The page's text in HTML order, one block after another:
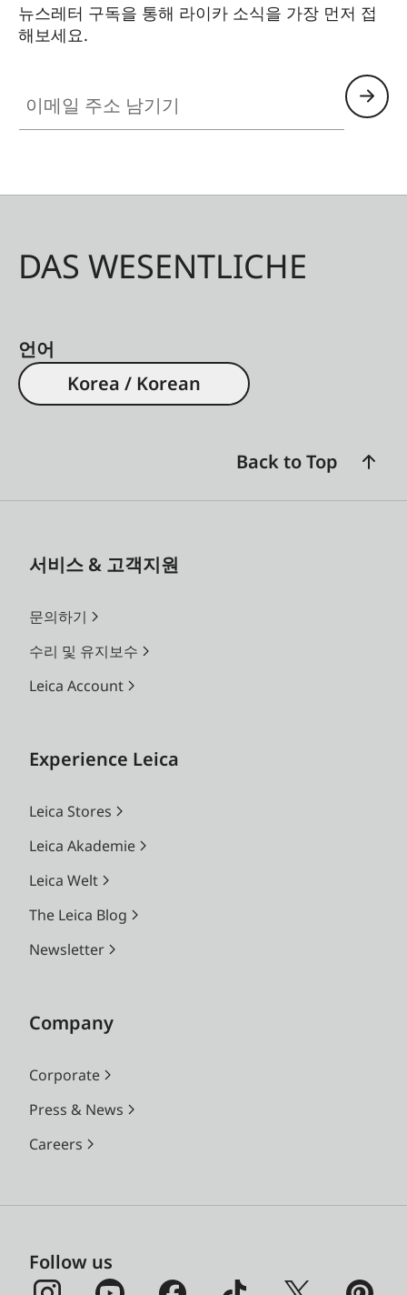
뉴스레터 구독을 통해 라이카 소식을 가장 먼저 접
해보세요.
DAS WESENTLICHE
언어
Korea / Korean
Back to Top
서비스 & 고객지원
문의하기
수리 및 유지보수
Leica Account
Experience Leica
Leica Stores
Leica Akademie
Leica Welt
The Leica Blog
Newsletter
Company
Corporate
Press & News
Careers
Follow us